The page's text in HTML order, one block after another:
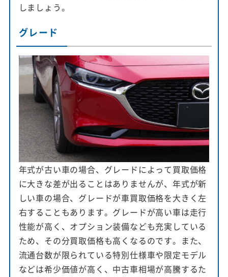
しましょう。
グレード
年式が古い車の場合、グレードによって買取価格
に大きな差が出ることはありませんが、年式が新
しい車の場合、グレードが車買取価格を大きく左
右することもあります。グレードが高い車は走行
性能が高く、オプション装備なども充実している
ため、その分買取価格も高くなるのです。また、
流通台数が限られている特別仕様車や限定モデル
などは希少価値が高く、中古車相場が高騰するた